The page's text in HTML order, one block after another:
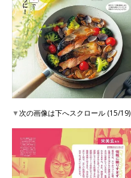
▼次の画像は下へスクロール (15/19)